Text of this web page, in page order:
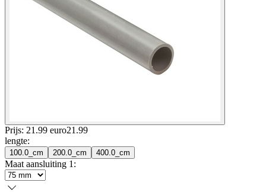
Prijs: 21.99 euro21 .99
lengte:
100.0_cm 200.0_cm 400.0_cm
Maat aansluiting 1 :